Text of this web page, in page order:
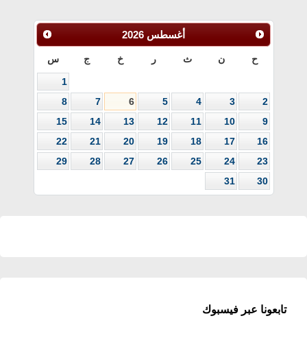
أغسطس 2026
ح ن ث ر خ ج س
1
2
3
4
5
6
7
8
9
10
11
12
13
14
15
16
17
18
19
20
21
22
23
24
25
26
27
28
29
30
31
تابعونا عبر فيسبوك